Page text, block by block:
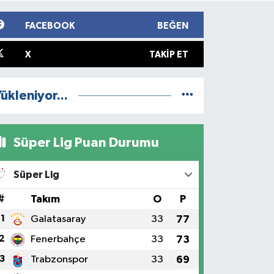
FACEBOOK BEĞEN
X TAKIP ET
Süper Lig Puan Durumu
Süper Lig
Takım O P
1 Galatasaray 33 77
Fenerbahçe 33 73
3 Trabzonspor 33 69